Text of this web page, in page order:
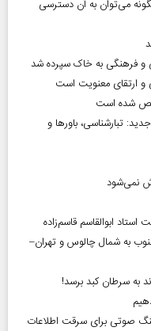
می‌توان به آن دسترسی
و فرهنگی به خاک سپرده شد
و ارتقای معنویت است
شده است
تبارشناسی، باور‌ها و
نمی‌شود
ابوالقاسم قاسم‌زاده
به شمال چالوس و تهران–
به سرطان کبد برسد!
صوتی برای سرقت اطلاعات